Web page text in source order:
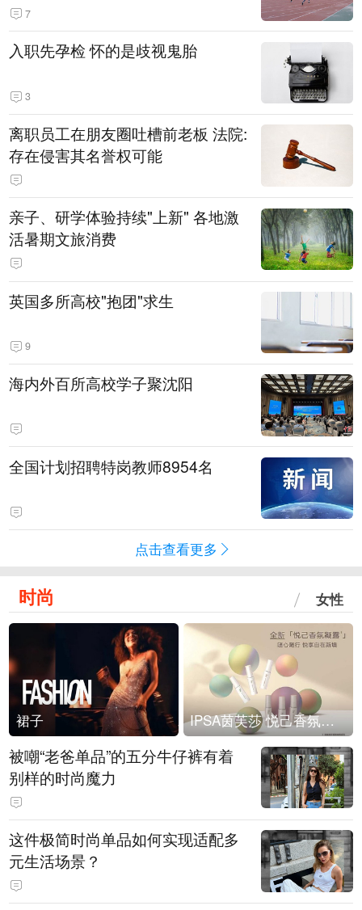
7
入职先孕检 怀的是歧视鬼胎
3
离职员工在朋友圈吐槽前老板 法院:
存在侵害其名誉权可能
亲子、研学体验持续"上新" 各地激
活暑期文旅消费
英国多所高校"抱团"求生
9
海内外百所高校学子聚沈阳
全国计划招聘特岗教师8954名
点击查看更多
时尚 女性
裙子 IPSA茵芙莎 悦己香氛凝露上市
被嘲“老爸单品”的五分牛仔裤有着
别样的时尚魔力
这件极简时尚单品如何实现适配多
元生活场景？